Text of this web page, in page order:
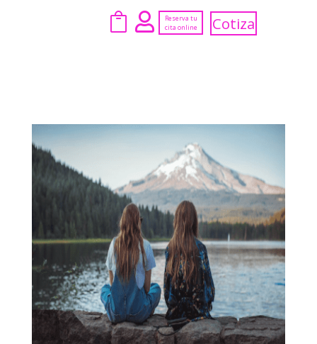
 
Reserva tu
cita online
Cotiza